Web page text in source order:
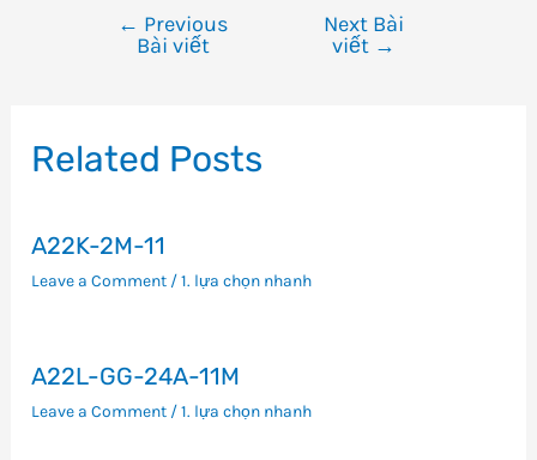
viết
← Previous
Bài viết
Next Bài
viết →
Related Posts
A22K-2M-11
Leave a Comment /1. lựa chọn nhanh
A22L-GG-24A-11M
Leave a Comment /1. lựa chọn nhanh